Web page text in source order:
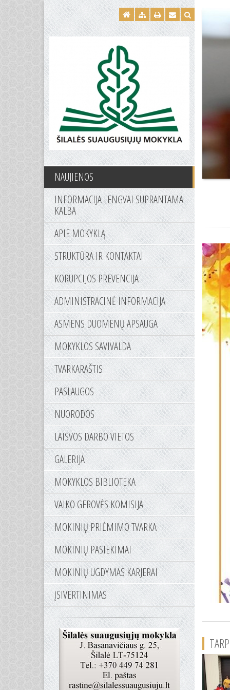
NAUJIENOS
INFORMACIJA LENGVAI SUPRANTAMA
KALBA
APIE MOKYKLĄ
STRUKTŪRA IR KONTAKTAI
KORUPCIJOS PREVENCIJA
ADMINISTRACINĖ INFORMACIJA
ASMENS DUOMENŲ APSAUGA
MOKYKLOS SAVIVALDA
TVARKARAŠTIS
PASLAUGOS
NUORODOS
LAISVOS DARBO VIETOS
GALERIJA
MOKYKLOS BIBLIOTEKA
VAIKO GEROVĖS KOMISIJA
MOKINIŲ PRIĖMIMO TVARKA
MOKINIŲ PASIEKIMAI
MOKINIŲ UGDYMAS KARJERAI
ĮSIVERTINIMAS